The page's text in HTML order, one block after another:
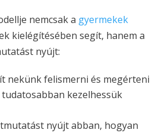
nemcsak a gyermekek
kielégítésében segít, hanem a
nyújt:
nekünk felismerni és megérteni
kezelhessük
nyújt abban, hogyan